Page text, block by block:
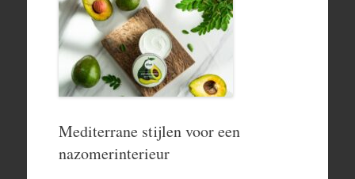
Mediterrane stijlen voor een
nazomerinterieur